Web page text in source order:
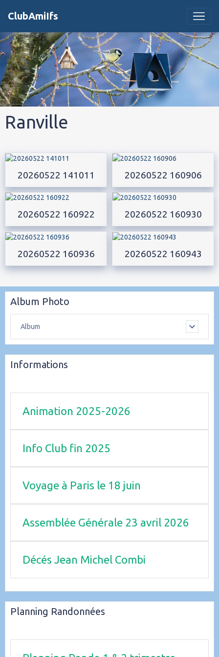
ClubAmiIfs
Ranville
20260522 141011 20260522 160906
20260522 160922 20260522 160930
20260522 160936 20260522 160943
Album Photo
Album
Informations
Animation 2025-2026
Info Club fin 2025
Voyage à Paris le 18 juin
Assemblée Générale 23 avril 2026
Décés Jean Michel Combi
Planning Randonnées